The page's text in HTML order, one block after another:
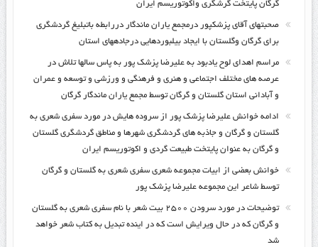
گرگان پایتخت گرشگری واکوتوریسم ایران
صحبتهای آقای پزشکپور درمجمع یاران ماندگار دررابطه باتبلیغ گردشگری
برای گرگان وگلستان با ایجاد بیلبوردهایی درجادههای استان
مراسم اهدای لوح یادبود به علیرضا پزشک پور به پاس سالها تلاش در
عرصه های مختلف اجتماعی و هنری و فرهنگی و ورزشی و توسعه و عمران
و آبادانی استان گلستان و گرگان توسط مجمع یاران ماندگار گرگان
ادامه خوانش علیرضا پزشک پور از سروده هایش در مورد سفری شعری به
گلستان و گرگان و جاذبه های گردشگری شهرها و مناطق گردشگری گلستان
و گرگان به عنوان پایتخت طبیعت گردی و اکوتوریسم ایران
خوانش بعضی از ابیات مجموعه شعری سفری شعری به گلستان و گرگان
توسط شاعر این مجموعه علیرضا پزشک پور
توضیحات در مورد سرودن ۲۵۰۰ بیت شعر با نام سفری شعری به گلستان
و گرگان که در حال ویرایش است که در اینده تبدیل به کتاب شعر خواهد
شد